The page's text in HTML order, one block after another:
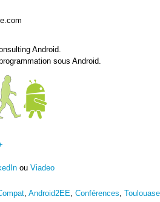
Android.
sous Android.
ou Viadeo
, Android2EE, Conférences,